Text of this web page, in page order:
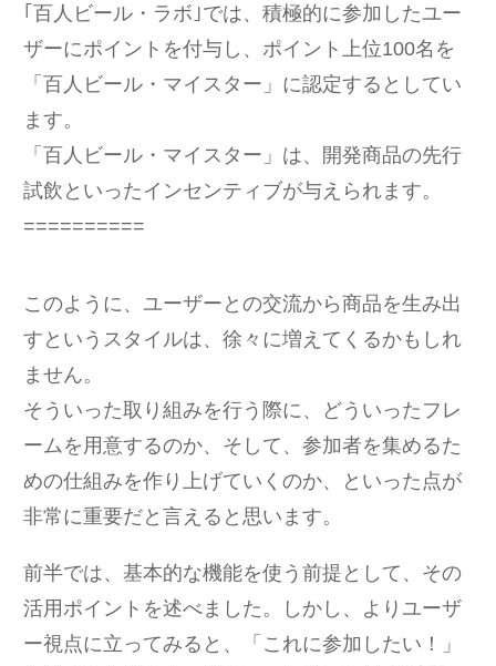
｢百人ビール・ラボ｣では、積極的に参加したユー
ザーにポイントを付与し、ポイント上位100名を
「百人ビール・マイスター」に認定するとしてい
ます。
「百人ビール・マイスター」は、開発商品の先行
試飲といったインセンティブが与えられます。
==========
このように、ユーザーとの交流から商品を生み出
すというスタイルは、徐々に増えてくるかもしれ
ません。
そういった取り組みを行う際に、どういったフレ
ームを用意するのか、そして、参加者を集めるた
めの仕組みを作り上げていくのか、といった点が
非常に重要だと言えると思います。
前半では、基本的な機能を使う前提として、その
活用ポイントを述べました。しかし、よりユーザ
ー視点に立ってみると、「これに参加したい！」